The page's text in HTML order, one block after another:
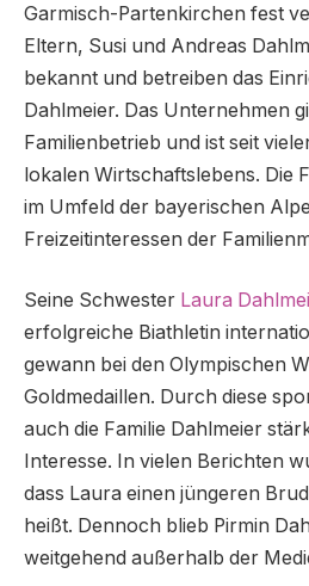
Garmisch-Partenkirchen fest
Eltern, Susi und Andreas
bekannt und betreiben das
Dahlmeier. Das Unternehmen
Familienbetrieb und ist seit
lokalen Wirtschaftslebens. Die
im Umfeld der bayerischen
Freizeitinteressen der
Seine Schwester Laura
erfolgreiche Biathletin
gewann bei den Olympischen
Goldmedaillen. Durch diese
auch die Familie Dahlmeier
Interesse. In vielen Berichten
dass Laura einen jüngeren
heißt. Dennoch blieb Pirmin
weitgehend außerhalb der